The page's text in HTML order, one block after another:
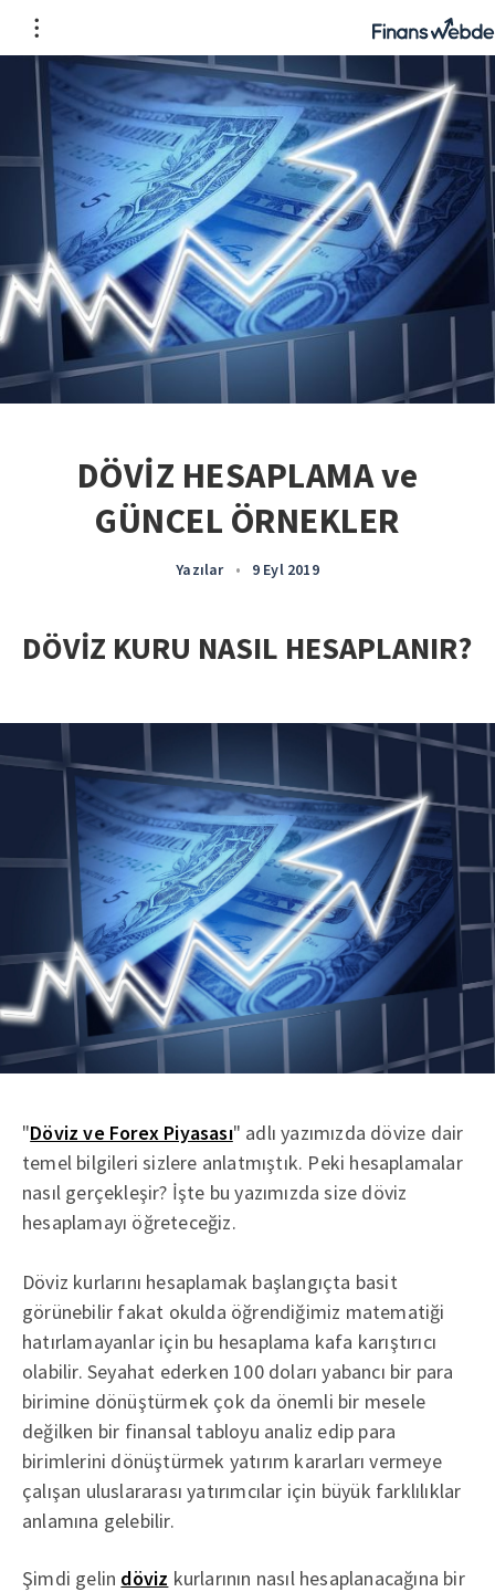
DÖVİZ HESAPLAMA ve
GÜNCEL ÖRNEKLER
Yazılar • 9 Eyl 2019
DÖVİZ KURU NASIL HESAPLANIR?
"Döviz ve Forex Piyasası" adlı yazımızda dövize dair
temel bilgileri sizlere anlatmıştık. Peki hesaplamalar
nasıl gerçekleşir? İşte bu yazımızda size döviz
hesaplamayı öğreteceğiz.
Döviz kurlarını hesaplamak başlangıçta basit
görünebilir fakat okulda öğrendiğimiz matematiği
hatırlamayanlar için bu hesaplama kafa karıştırıcı
olabilir. Seyahat ederken 100 doları yabancı bir para
birimine dönüştürmek çok da önemli bir mesele
değilken bir finansal tabloyu analiz edip para
birimlerini dönüştürmek yatırım kararları vermeye
çalışan uluslararası yatırımcılar için büyük farklılıklar
anlamına gelebilir.
Şimdi gelin döviz kurlarının nasıl hesaplanacağına bir